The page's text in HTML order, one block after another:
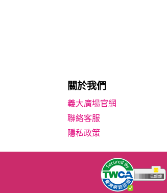
關於我們
義大廣場官網
聯絡客服
隱私政策